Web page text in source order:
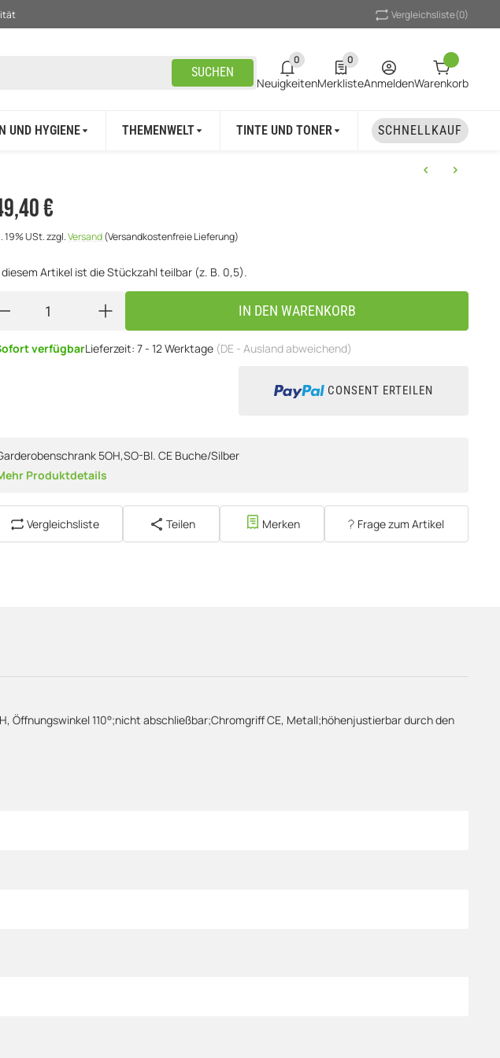
Vergleichsliste(0)
SUCHEN
0
0 neue Notifizierungen
Neuigkeiten
0
0 Produkte in der Liste
MerklisteAnmeldenWarenkorb
UND HYGIENE THEMENWELT TINTE UND TONER UNSER MARKEN
SCHNELLKAUF
€
19% USt.zzgl.Versand(Versandkostenfreie Lieferung)
diesem Artikel ist die Stückzahl teilbar (z. B. 0,5).
IN DEN WARENKORB
verfügbarLieferzeit: 7 - 12 Werktage (DE - Ausland abweichend)
CONSENT ERTEILEN
5OH,SO-Bl. CE Buche/Silber
Produktdetails
Vergleichsliste Teilen Merken Frage zum Artikel
Öffnungswinkel 110°;nicht abschließbar;Chromgriff CE, Metall;höhenjustierbar durch den